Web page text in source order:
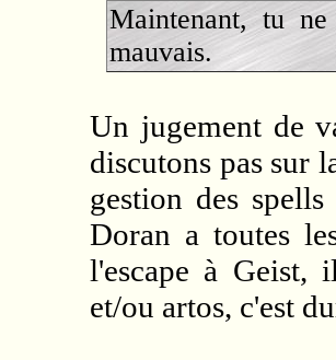
Maintenant, tu
mauvais.
Un jugement de
discutons pas sur
gestion des
Doran a toutes
l'escape à Geist,
et/ou artos, c'est